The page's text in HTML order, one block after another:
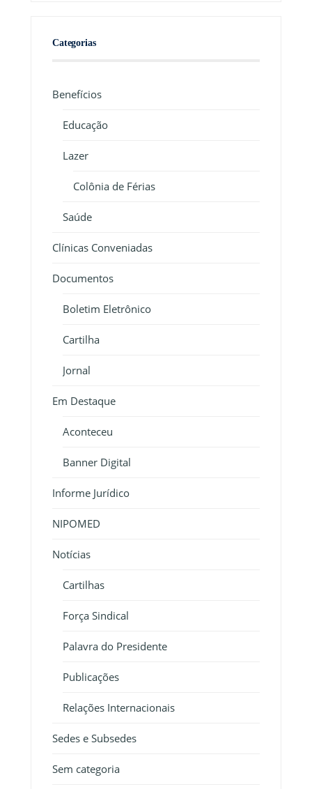
Categorias
Benefícios
Educação
Lazer
Colônia de Férias
Saúde
Clínicas Conveniadas
Documentos
Boletim Eletrônico
Cartilha
Jornal
Em Destaque
Aconteceu
Banner Digital
Informe Jurídico
NIPOMED
Notícias
Cartilhas
Força Sindical
Palavra do Presidente
Publicações
Relações Internacionais
Sedes e Subsedes
Sem categoria